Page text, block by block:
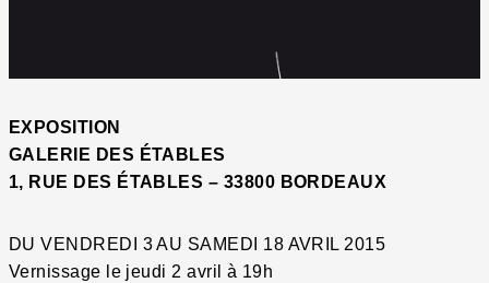
EXPOSITION
GALERIE DES ÉTABLES
1, RUE DES ÉTABLES – 33800 BORDEAUX
DU VENDREDI 3 AU SAMEDI 18 AVRIL 2015
Vernissage le jeudi 2 avril à 19h